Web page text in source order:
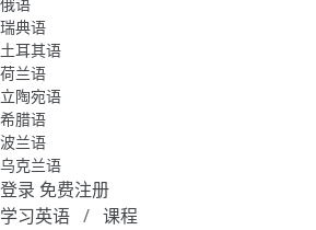
瑞典语
土耳其语
荷兰语
立陶宛语
希腊语
波兰语
乌克兰语
登录 免费注册
学习英语
课程